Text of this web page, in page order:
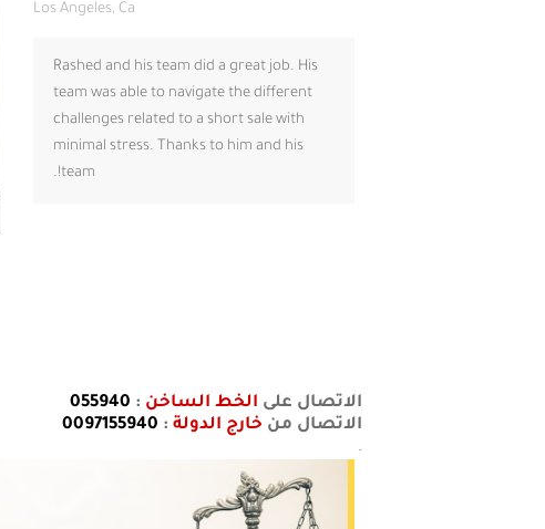
Los Angeles, Ca
Rashed and his team did a great job. His
team was able to navigate the different
challenges related to a short sale with
minimal stress. Thanks to him and his
team!.
الاتصال على الخط الساخن :
055940
الاتصال من خارج الدولة :
0097155940
.